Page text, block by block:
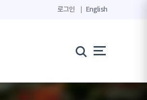
로그인 English